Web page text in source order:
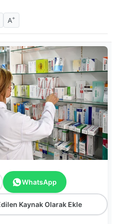
A+
WhatsApp
Kaynak Olarak Ekle